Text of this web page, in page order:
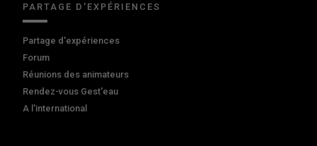
PARTAGE D'EXPÉRIENCES
Partage d'expériences
Forum
Réunions des animateurs
Rendez-vous Gest'eau
A l'international